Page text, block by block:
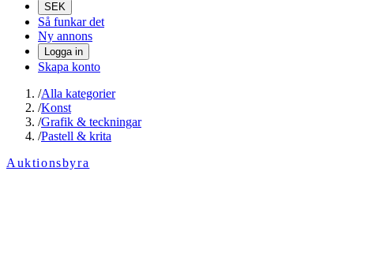
SEK
Så funkar det
Ny annons
Logga in
Skapa konto
/Alla kategorier
/Konst
/Grafik & teckningar
/Pastell & krita
Auktionsbyra